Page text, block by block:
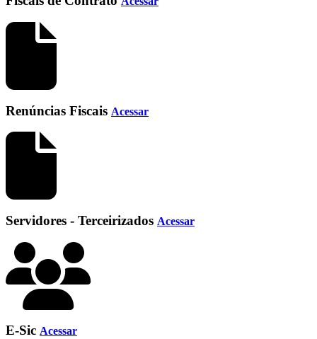
Renúncias Fiscais Acessar
Servidores - Terceirizados Acessar
E-Sic Acessar